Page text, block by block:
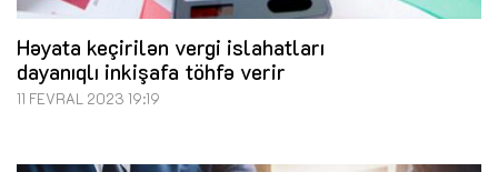
Həyata keçirilən vergi islahatları
dayanıqlı inkişafa töhfə verir
11 FEVRAL 2023 19:19